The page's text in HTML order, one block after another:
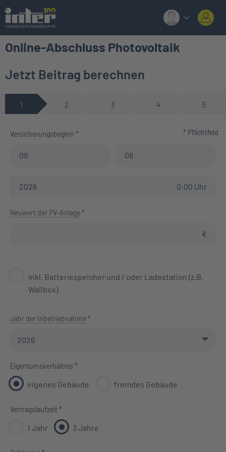
Online-Abschluss Photovoltaik
Jetzt Beitrag berechnen
1 2 3 4 5
Versicherungsbeginn *
* Pflichtfeld
0:00 Uhr
Neuwert der PV-Anlage *
€
inkl. Batteriespeicher und / oder Ladestation (z.B.
Wallbox)
Jahr der Inbetriebnahme *
Eigentumsverhältnis *
eigenes Gebäude fremdes Gebäude
Vertragslaufzeit *
1 Jahr 3 Jahre